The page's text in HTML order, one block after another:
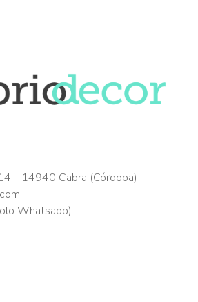
- 14940 Cabra (Córdoba)
Whatsapp)